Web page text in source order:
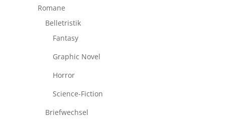
Romane
Belletristik
Fantasy
Graphic Novel
Horror
Science-Fiction
Briefwechsel